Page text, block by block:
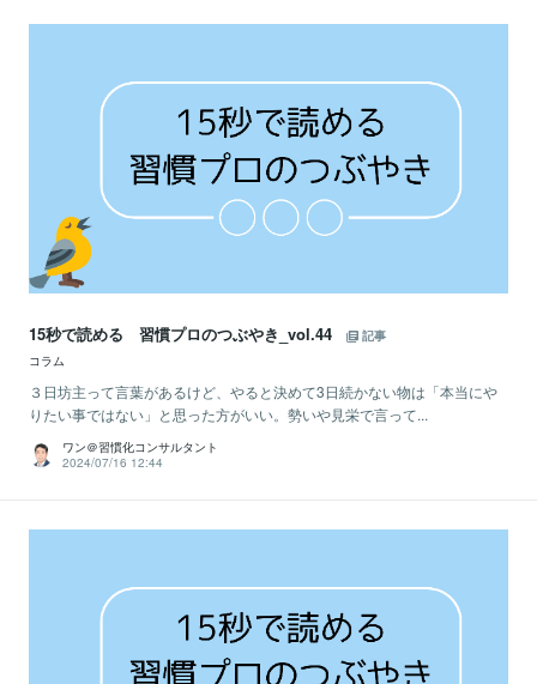
15秒で読める 習慣プロのつぶやき_vol.44
記事
コラム
３日坊主って言葉があるけど、やると決めて3日続かない物は「本当にや
りたい事ではない」と思った方がいい。勢いや見栄で言って...
ワン＠習慣化コンサルタント
2024/07/16 12:44